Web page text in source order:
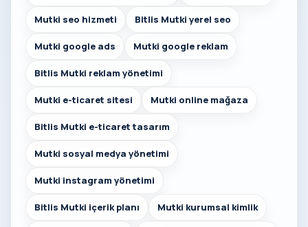
Mutki seo hizmeti Bitlis Mutki yerel seo
Mutki google ads Mutki google reklam
Bitlis Mutki reklam yönetimi
Mutki e-ticaret sitesi Mutki online mağaza
Bitlis Mutki e-ticaret tasarım
Mutki sosyal medya yönetimi
Mutki instagram yönetimi
Bitlis Mutki içerik planı Mutki kurumsal kimlik